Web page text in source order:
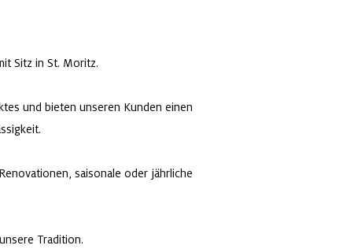
Sitz in St. Moritz.
und bieten unseren Kunden einen
saisonale oder jährliche
Tradition.